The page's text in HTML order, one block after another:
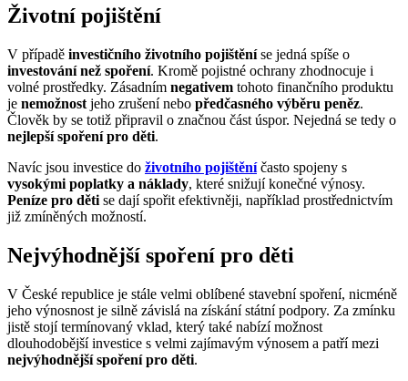
Životní pojištění
V případě investičního životního pojištěníse jedná spíše o
investování než spoření. Kromě pojistné ochrany zhodnocuje i
volné prostředky. Zásadním negativem tohoto finančního produktu
je nemožnost jeho zrušení nebo předčasného výběru peněz.
Člověk by se totiž připravil o značnou část úspor. Nejedná se tedy o
nejlepší spoření pro děti.
Navíc jsou investice do životního pojištěníčasto spojeny s
vysokými poplatky a náklady, které snižují konečné výnosy.
Peníze pro děti se dají spořit efektivněji, například prostřednictvím
již zmíněných možností.
Nejvýhodnější spoření pro děti
V České republice je stále velmi oblíbené stavební spoření, nicméně
jeho výnosnost je silně závislá na získání státní podpory. Za zmínku
jistě stojí termínovaný vklad, který také nabízí možnost
dlouhodobější investice s velmi zajímavým výnosem a patří mezi
nejvýhodnější spoření pro děti.